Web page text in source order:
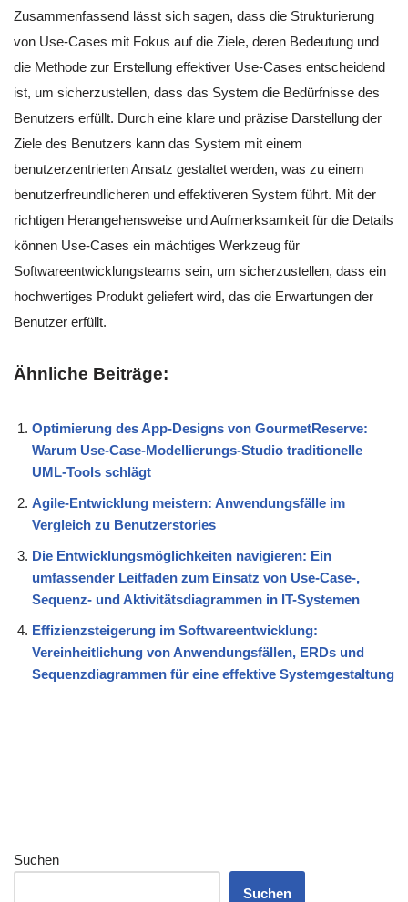
Zusammenfassend lässt sich sagen, dass die Strukturierung
von Use-Cases mit Fokus auf die Ziele, deren Bedeutung und
die Methode zur Erstellung effektiver Use-Cases entscheidend
ist, um sicherzustellen, dass das System die Bedürfnisse des
Benutzers erfüllt. Durch eine klare und präzise Darstellung der
Ziele des Benutzers kann das System mit einem
benutzerzentrierten Ansatz gestaltet werden, was zu einem
benutzerfreundlicheren und effektiveren System führt. Mit der
richtigen Herangehensweise und Aufmerksamkeit für die Details
können Use-Cases ein mächtiges Werkzeug für
Softwareentwicklungsteams sein, um sicherzustellen, dass ein
hochwertiges Produkt geliefert wird, das die Erwartungen der
Benutzer erfüllt.
Ähnliche Beiträge:
Optimierung des App-Designs von GourmetReserve:
Warum Use-Case-Modellierungs-Studio traditionelle
UML-Tools schlägt
Agile-Entwicklung meistern: Anwendungsfälle im
Vergleich zu Benutzerstories
Die Entwicklungsmöglichkeiten navigieren: Ein
umfassender Leitfaden zum Einsatz von Use-Case-,
Sequenz- und Aktivitätsdiagrammen in IT-Systemen
Effizienzsteigerung im Softwareentwicklung:
Vereinheitlichung von Anwendungsfällen, ERDs und
Sequenzdiagrammen für eine effektive Systemgestaltung
Suchen
Suchen